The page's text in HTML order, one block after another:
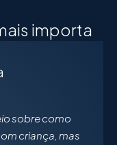
importa
sobre como
criança, mas